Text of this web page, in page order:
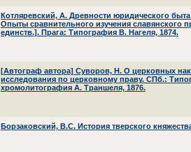
Котляревский, А. Древности юридического
Опыты сравнительного изучения славянского
единств.]. Прага: Типография В. Нагеля, 1874.
[Автограф автора] Суворов, Н. О церковных
исследования по церковному праву. СПб.:
хромолитография А. Траншеля, 1876.
Борзаковский, В.С. История тверского